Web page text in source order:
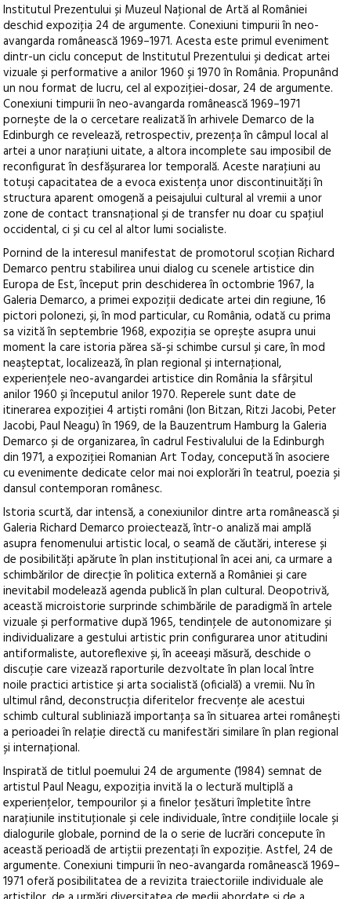
Institutul Prezentului și Muzeul Naţional de Artă al României
deschid expoziţia 24 de argumente. Conexiuni timpurii în neo-
avangarda românească 1969–1971. Acesta este primul eveniment
dintr-un ciclu conceput de Institutul Prezentului și dedicat artei
vizuale și performative a anilor 1960 și 1970 în România. Propunând
un nou format de lucru, cel al expoziţiei-dosar, 24 de argumente.
Conexiuni timpurii în neo-avangarda românească 1969–1971
pornește de la o cercetare realizată în arhivele Demarco de la
Edinburgh ce revelează, retrospectiv, prezenţa în câmpul local al
artei a unor naraţiuni uitate, a altora incomplete sau imposibil de
reconfigurat în desfășurarea lor temporală. Aceste naraţiuni au
totuși capacitatea de a evoca existenţa unor discontinuităţi în
structura aparent omogenă a peisajului cultural al vremii a unor
zone de contact transnaţional și de transfer nu doar cu spaţiul
occidental, ci și cu cel al altor lumi socialiste.
Pornind de la interesul manifestat de promotorul scoţian Richard
Demarco pentru stabilirea unui dialog cu scenele artistice din
Europa de Est, început prin deschiderea în octombrie 1967, la
Galeria Demarco, a primei expoziţii dedicate artei din regiune, 16
pictori polonezi, și, în mod particular, cu România, odată cu prima
sa vizită în septembrie 1968, expoziţia se oprește asupra unui
moment la care istoria părea să-și schimbe cursul și care, în mod
neașteptat, localizează, în plan regional și internaţional,
experienţele neo-avangardei artistice din România la sfârșitul
anilor 1960 și începutul anilor 1970. Reperele sunt date de
itinerarea expoziţiei 4 artiști români (Ion Bitzan, Ritzi Jacobi, Peter
Jacobi, Paul Neagu) în 1969, de la Bauzentrum Hamburg la Galeria
Demarco și de organizarea, în cadrul Festivalului de la Edinburgh
din 1971, a expoziţiei Romanian Art Today, concepută în asociere
cu evenimente dedicate celor mai noi explorări în teatrul, poezia și
dansul contemporan românesc.
Istoria scurtă, dar intensă, a conexiunilor dintre arta românească și
Galeria Richard Demarco proiectează, într-o analiză mai amplă
asupra fenomenului artistic local, o seamă de căutări, interese și
de posibilităţi apărute în plan instituţional în acei ani, ca urmare a
schimbărilor de direcţie în politica externă a României și care
inevitabil modelează agenda publică în plan cultural. Deopotrivă,
această microistorie surprinde schimbările de paradigmă în artele
vizuale și performative după 1965, tendinţele de autonomizare și
individualizare a gestului artistic prin configurarea unor atitudini
antiformaliste, autoreflexive și, în aceeași măsură, deschide o
discuţie care vizează raporturile dezvoltate în plan local între
noile practici artistice și arta socialistă (oficială) a vremii. Nu în
ultimul rând, deconstrucţia diferitelor frecvenţe ale acestui
schimb cultural subliniază importanţa sa în situarea artei românești
a perioadei în relaţie directă cu manifestări similare în plan regional
și internaţional.
Inspirată de titlul poemului 24 de argumente (1984) semnat de
artistul Paul Neagu, expoziţia invită la o lectură multiplă a
experienţelor, tempourilor și a finelor ţesături împletite între
naraţiunile instituţionale și cele individuale, între condiţiile locale și
dialogurile globale, pornind de la o serie de lucrări concepute în
această perioadă de artiștii prezentaţi în expoziţie. Astfel, 24 de
argumente. Conexiuni timpurii în neo-avangarda românească 1969–
1971 oferă posibilitatea de a revizita traiectoriile individuale ale